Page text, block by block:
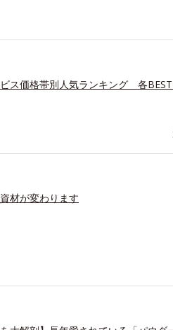
ビス価格帯別人気ランキング 各BEST
材が変わります